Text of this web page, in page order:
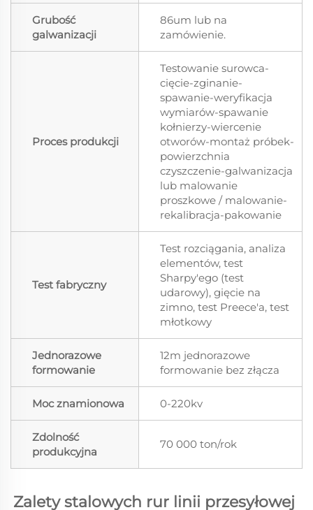
Grubość
galwanizacji
86um lub na
zamówienie.
Proces produkcji
Testowanie surowca-
cięcie-zginanie-
spawanie-weryfikacja
wymiarów-spawanie
kołnierzy-wiercenie
otworów-montaż próbek-
powierzchnia
czyszczenie-galwanizacja
lub malowanie
proszkowe / malowanie-
rekalibracja-pakowanie
Test fabryczny
Test rozciągania, analiza
elementów, test
Sharpy'ego (test
udarowy), gięcie na
zimno, test Preece'a, test
młotkowy
Jednorazowe
formowanie
12m jednorazowe
formowanie bez złącza
Moc znamionowa 0-220kv
Zdolność
produkcyjna
70 000 ton/rok
Zalety stalowych rur linii przesyłowej